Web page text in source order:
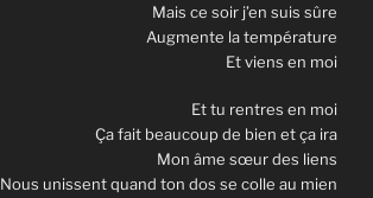
Mais ce soir j’en suis sûre
Augmente la température
Et viens en moi
Et tu rentres en moi
Ça fait beaucoup de bien et ça ira
Mon âme sœur des liens
Nous unissent quand ton dos se colle au mien